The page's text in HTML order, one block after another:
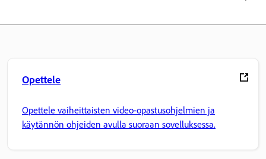
Opettele
Opettele vaiheittaisten video-opastusohjelmien ja
käytännön ohjeiden avulla suoraan sovelluksessa.